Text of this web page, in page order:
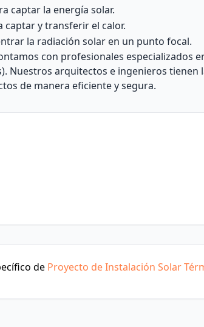
captar la energía solar.
captar y transferir el calor.
la radiación solar en un punto focal.
con profesionales especializados
Nuestros arquitectos e ingenieros tienen
de manera eficiente y segura.
de Proyecto de Instalación Solar